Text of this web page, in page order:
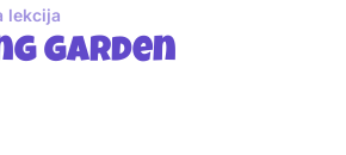
lekcija
garden